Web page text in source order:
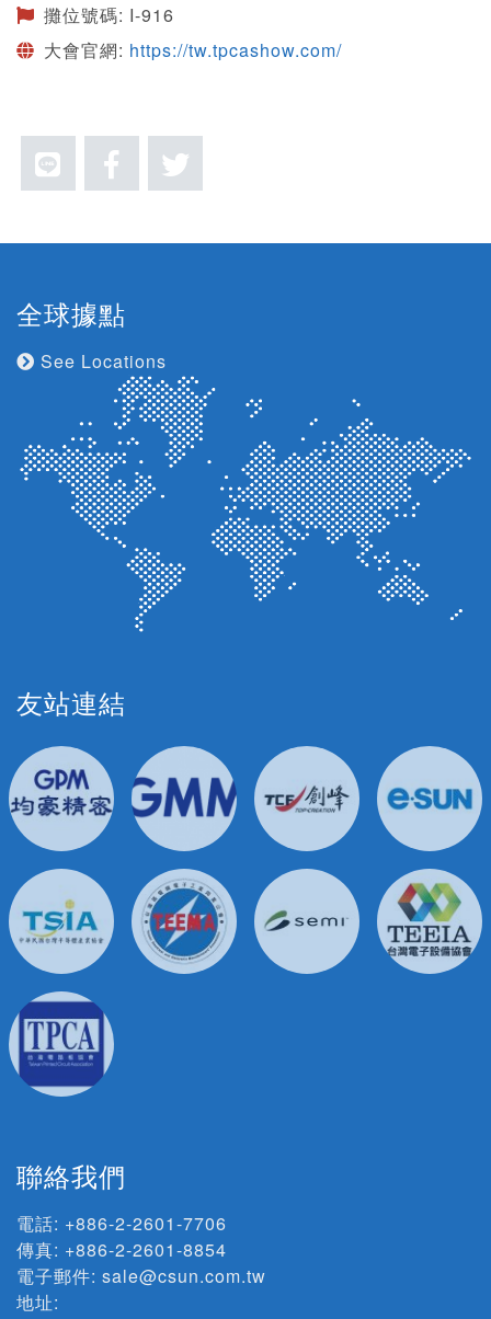
攤位號碼: I-916
大會官網: https://tw.tpcashow.com/
全球據點
See Locations
友站連結
聯絡我們
電話: +886-2-2601-7706
傳真: +886-2-2601-8854
電子郵件: sale@csun.com.tw
地址: